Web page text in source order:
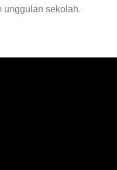
unggulan sekolah.